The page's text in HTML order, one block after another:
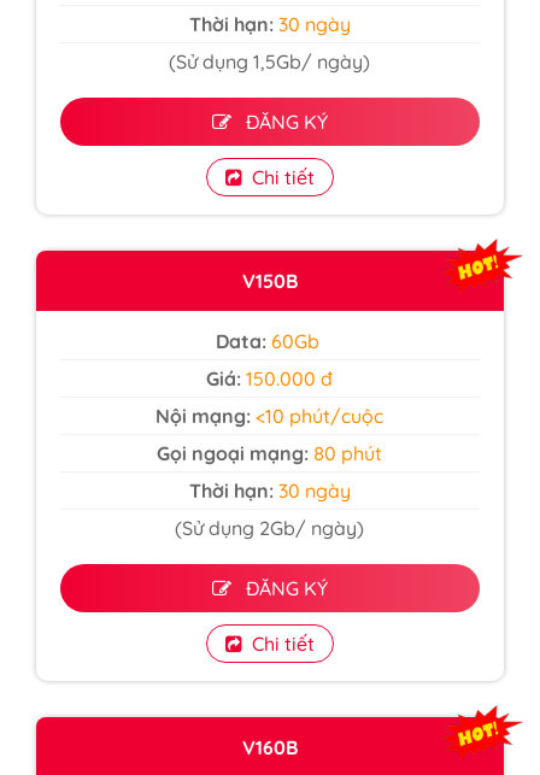
Thời hạn:30 ngày
(Sử dụng 1,5Gb/ ngày)
ĐĂNG KÝ
Chi tiết
V150B
Data: 60Gb
Giá:150.000 đ
Nội mạng:<10 phút/cuộc
Gọi ngoại mạng: 80 phút
Thời hạn:30 ngày
(Sử dụng 2Gb/ ngày)
ĐĂNG KÝ
Chi tiết
V160B